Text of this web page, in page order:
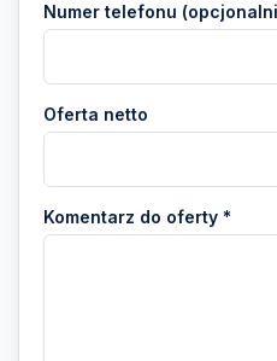
Numer telefonu
Oferta netto
Komentarz do oferty *